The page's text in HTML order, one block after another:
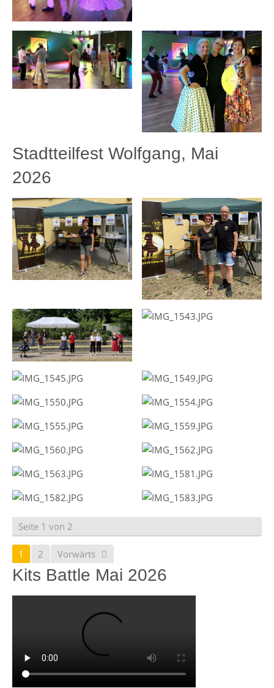
Stadtteilfest Wolfgang, Mai
2026
Seite 1 von 2
1 2 Vorwärts
Kits Battle Mai 2026